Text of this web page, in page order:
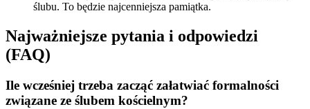
ślubu. To będzie najcenniejsza pamiątka.
Najważniejsze pytania i odpowiedzi
(FAQ)
Ile wcześniej trzeba zacząć załatwiać formalności
związane ze ślubem kościelnym?